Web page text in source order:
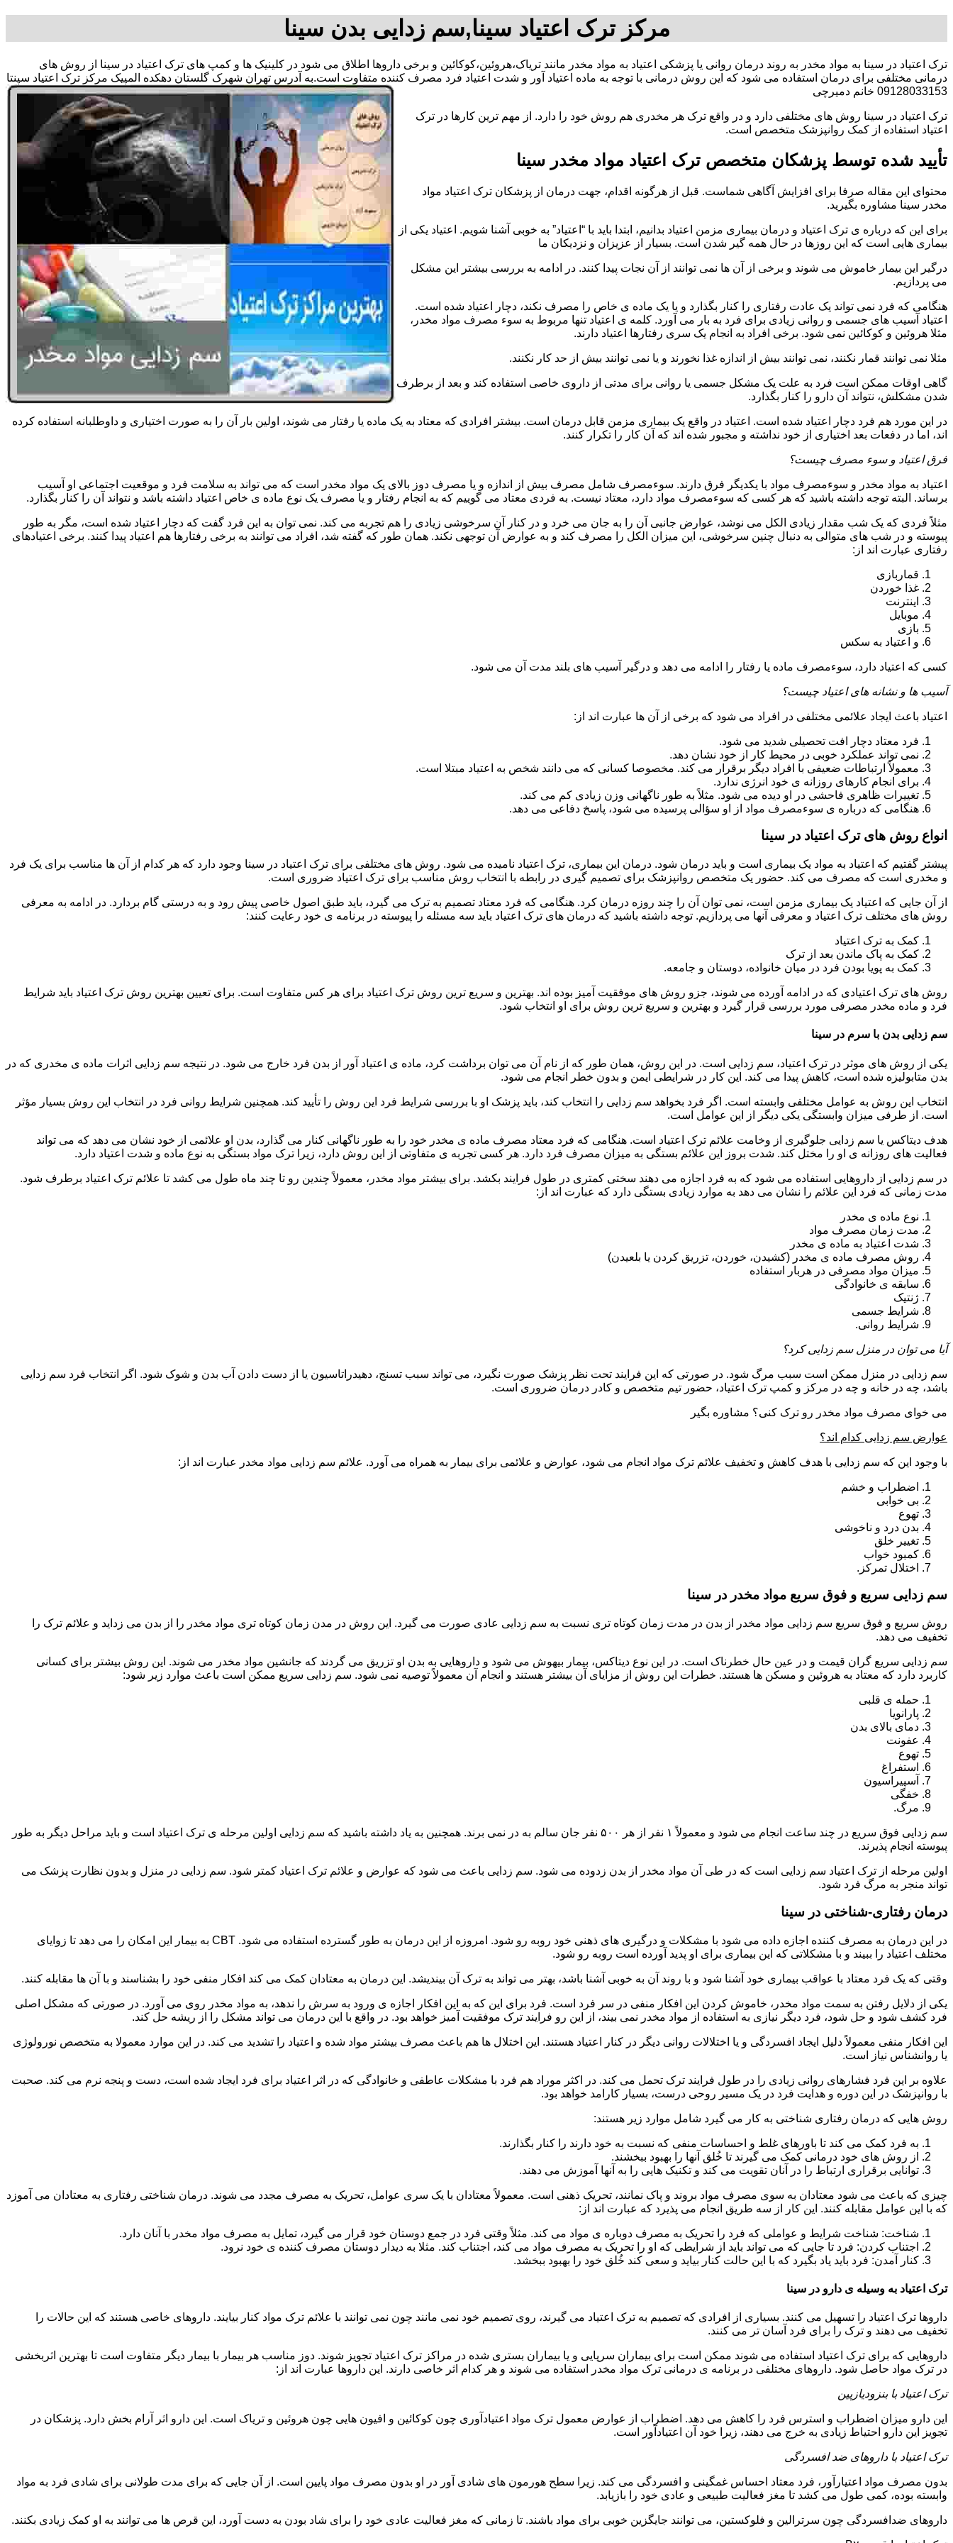
مرکز ترک اعتیاد سینا,سم زدایی بدن سینا
ترک اعتیاد در سینا به مواد مخدر به روند درمان روانی یا پزشکی اعتیاد به مواد مخدر مانند تریاک،هروئین،کوکائین و برخی داروها اطلاق می شود در کلینیک ها و کمپ های ترک اعتیاد در سینا از روش های
درمانی مختلفی برای درمان استفاده می شود که این روش درمانی با توجه به ماده اعتیاد آور و شدت اعتیاد فرد مصرف کننده متفاوت است.به آدرس تهران شهرک گلستان دهکده المپیک مرکز ترک اعتیاد سپنتا
09128033153 خانم دمیرچی
ترک اعتیاد در سینا روش های مختلفی دارد و در واقع ترک هر مخدری هم روش خود را دارد. از مهم ترین کارها در ترک
اعتیاد استفاده از کمک روانپزشک متخصص است.
تأیید شده توسط پزشکان متخصص ترک اعتیاد مواد مخدر سینا
محتوای این مقاله صرفا برای افزایش آگاهی شماست. قبل از هرگونه اقدام، جهت درمان از پزشکان ترک اعتیاد مواد
مخدر سینا مشاوره بگیرید.
برای این که درباره ی ترک اعتیاد و درمان بیماری مزمن اعتیاد بدانیم، ابتدا باید با “اعتیاد” به خوبی آشنا شویم. اعتیاد یکی از
بیماری هایی است که این روزها در حال همه گیر شدن است. بسیار از عزیزان و نزدیکان ما
درگیر این بیمار خاموش می شوند و برخی از آن ها نمی توانند از آن نجات پیدا کنند. در ادامه به بررسی بیشتر این مشکل
می پردازیم.
هنگامی که فرد نمی تواند یک عادت رفتاری را کنار بگذارد و یا یک ماده ی خاص را مصرف نکند، دچار اعتیاد شده است.
اعتیاد آسیب های جسمی و روانی زیادی برای فرد به بار می آورد. کلمه ی اعتیاد تنها مربوط به سوء مصرف مواد مخدر،
مثلا هروئین و کوکائین نمی شود. برخی افراد به انجام یک سری رفتارها اعتیاد دارند.
مثلا نمی توانند قمار نکنند، نمی توانند بیش از اندازه غذا نخورند و یا نمی توانند بیش از حد کار نکنند.
گاهی اوقات ممکن است فرد به علت یک مشکل جسمی یا روانی برای مدتی از داروی خاصی استفاده کند و بعد از برطرف
شدن مشکلش، نتواند آن دارو را کنار بگذارد.
در این مورد هم فرد دچار اعتیاد شده است. اعتیاد در واقع یک بیماری مزمن قابل درمان است. بیشتر افرادی که معتاد به یک ماده یا رفتار می شوند، اولین بار آن را به صورت اختیاری و داوطلبانه استفاده کرده
اند، اما در دفعات بعد اختیاری از خود نداشته و مجبور شده اند که آن کار را تکرار کنند.
فرق اعتیاد و سوء مصرف چیست؟
اعتیاد به مواد مخدر و سوءمصرف مواد با یکدیگر فرق دارند. سوءمصرف شامل مصرف بیش از اندازه و یا مصرف دوز بالای یک مواد مخدر است که می تواند به سلامت فرد و موقعیت اجتماعی او آسیب
برساند. البته توجه داشته باشید که هر کسی که سوءمصرف مواد دارد، معتاد نیست. به فردی معتاد می گوییم که به انجام رفتار و یا مصرف یک نوع ماده ی خاص اعتیاد داشته باشد و نتواند آن را کنار بگذارد.
مثلاً فردی که یک شب مقدار زیادی الکل می نوشد، عوارض جانبی آن را به جان می خرد و در کنار آن سرخوشی زیادی را هم تجربه می کند. نمی توان به این فرد گفت که دچار اعتیاد شده است، مگر به طور
پیوسته و در شب های متوالی به دنبال چنین سرخوشی، این میزان الکل را مصرف کند و به عوارض آن توجهی نکند. همان طور که گفته شد، افراد می توانند به برخی رفتارها هم اعتیاد پیدا کنند. برخی اعتیادهای
رفتاری عبارت اند از:
قماربازی
غذا خوردن
اینترنت
موبایل
بازی
و اعتیاد به سکس
کسی که اعتیاد دارد، سوءمصرف ماده یا رفتار را ادامه می دهد و درگیر آسیب های بلند مدت آن می شود.
آسیب ها و نشانه های اعتیاد چیست؟
اعتیاد باعث ایجاد علائمی مختلفی در افراد می شود که برخی از آن ها عبارت اند از:
فرد معتاد دچار افت تحصیلی شدید می شود.
نمی تواند عملکرد خوبی در محیط کار از خود نشان دهد.
معمولاً ارتباطات ضعیفی با افراد دیگر برقرار می کند. مخصوصا کسانی که می دانند شخص به اعتیاد مبتلا است.
برای انجام کارهای روزانه ی خود انرژی ندارد.
تغییرات ظاهری فاحشی در او دیده می شود. مثلاً به طور ناگهانی وزن زیادی کم می کند.
هنگامی که درباره ی سوءمصرف مواد از او سؤالی پرسیده می شود، پاسخ دفاعی می دهد.
انواع روش های ترک اعتیاد در سینا
پیشتر گفتیم که اعتیاد به مواد یک بیماری است و باید درمان شود. درمان این بیماری، ترک اعتیاد نامیده می شود. روش های مختلفی برای ترک اعتیاد در سینا وجود دارد که هر کدام از آن ها مناسب برای یک فرد
و مخدری است که مصرف می کند. حضور یک متخصص روانپزشک برای تصمیم گیری در رابطه با انتخاب روش مناسب برای ترک اعتیاد ضروری است.
از آن جایی که اعتیاد یک بیماری مزمن است، نمی توان آن را چند روزه درمان کرد. هنگامی که فرد معتاد تصمیم به ترک می گیرد، باید طبق اصول خاصی پیش رود و به درستی گام بردارد. در ادامه به معرفی
روش های مختلف ترک اعتیاد و معرفی آنها می پردازیم. توجه داشته باشید که درمان های ترک اعتیاد باید سه مسئله را پیوسته در برنامه ی خود رعایت کنند:
کمک به ترک اعتیاد
کمک به پاک ماندن بعد از ترک
کمک به پویا بودن فرد در میان خانواده، دوستان و جامعه.
روش های ترک اعتیادی که در ادامه آورده می شوند، جزو روش های موفقیت آمیز بوده اند. بهترین و سریع ترین روش ترک اعتیاد برای هر کس متفاوت است. برای تعیین بهترین روش ترک اعتیاد باید شرایط
فرد و ماده مخدر مصرفی مورد بررسی قرار گیرد و بهترین و سریع ترین روش برای او انتخاب شود.
سم زدایی بدن با سرم در سینا
یکی از روش های موثر در ترک اعتیاد، سم زدایی است. در این روش، همان طور که از نام آن می توان برداشت کرد، ماده ی اعتیاد آور از بدن فرد خارج می شود. در نتیجه سم زدایی اثرات ماده ی مخدری که در
بدن متابولیزه شده است، کاهش پیدا می کند. این کار در شرایطی ایمن و بدون خطر انجام می شود.
انتخاب این روش به عوامل مختلفی وابسته است. اگر فرد بخواهد سم زدایی را انتخاب کند، باید پزشک او با بررسی شرایط فرد این روش را تأیید کند. همچنین شرایط روانی فرد در انتخاب این روش بسیار مؤثر
است. از طرفی میزان وابستگی یکی دیگر از این عوامل است.
هدف دیتاکس یا سم زدایی جلوگیری از وخامت علائم ترک اعتیاد است. هنگامی که فرد معتاد مصرف ماده ی مخدر خود را به طور ناگهانی کنار می گذارد، بدن او علائمی از خود نشان می دهد که می تواند
فعالیت های روزانه ی او را مختل کند. شدت بروز این علائم بستگی به میزان مصرف فرد دارد. هر کسی تجربه ی متفاوتی از این روش دارد، زیرا ترک مواد بستگی به نوع ماده و شدت اعتیاد دارد.
در سم زدایی از داروهایی استفاده می شود که به فرد اجازه می دهند سختی کمتری در طول فرایند بکشد. برای بیشتر مواد مخدر، معمولاً چندین رو تا چند ماه طول می کشد تا علائم ترک اعتیاد برطرف شود.
مدت زمانی که فرد این علائم را نشان می دهد به موارد زیادی بستگی دارد که عبارت اند از:
نوع ماده ی مخدر
مدت زمان مصرف مواد
شدت اعتیاد به ماده ی مخدر
روش مصرف ماده ی مخدر (کشیدن، خوردن، تزریق کردن یا بلعیدن)
میزان مواد مصرفی در هربار استفاده
سابقه ی خانوادگی
ژنتیک
شرایط جسمی
شرایط روانی.
آیا می توان در منزل سم زدایی کرد؟
سم زدایی در منزل ممکن است سبب مرگ شود. در صورتی که این فرایند تحت نظر پزشک صورت نگیرد، می تواند سبب تسنج، دهیدراتاسیون یا از دست دادن آب بدن و شوک شود. اگر انتخاب فرد سم زدایی
باشد، چه در خانه و چه در مرکز و کمپ ترک اعتیاد، حضور تیم متخصص و کادر درمان ضروری است.
می خوای مصرف مواد مخدر رو ترک کنی؟ مشاوره بگیر
عوارض سم زدایی کدام اند؟
با وجود این که سم زدایی با هدف کاهش و تخفیف علائم ترک مواد انجام می شود، عوارض و علائمی برای بیمار به همراه می آورد. علائم سم زدایی مواد مخدر عبارت اند از:
اضطراب و خشم
بی خوابی
تهوع
بدن درد و ناخوشی
تغییر خلق
کمبود خواب
اختلال تمرکز.
سم زدایی سریع و فوق سریع مواد مخدر در سینا
روش سریع و فوق سریع سم زدایی مواد مخدر از بدن در مدت زمان کوتاه تری نسبت به سم زدایی عادی صورت می گیرد. این روش در مدن زمان کوتاه تری مواد مخدر را از بدن می زداید و علائم ترک را
تخفیف می دهد.
سم زدایی سریع گران قیمت و در عین حال خطرناک است. در این نوع دیتاکس، بیمار بیهوش می شود و داروهایی به بدن او تزریق می گردند که جانشین مواد مخدر می شوند. این روش بیشتر برای کسانی
کاربرد دارد که معتاد به هروئین و مسکن ها هستند. خطرات این روش از مزایای آن بیشتر هستند و انجام آن معمولاً توصیه نمی شود. سم زدایی سریع ممکن است باعث موارد زیر شود:
حمله ی قلبی
پارانویا
دمای بالای بدن
عفونت
تهوع
استفراغ
آسپیراسیون
خفگی
مرگ.
سم زدایی فوق سریع در چند ساعت انجام می شود و معمولاً ۱ نفر از هر ۵۰۰ نفر جان سالم به در نمی برند. همچنین به یاد داشته باشید که سم زدایی اولین مرحله ی ترک اعتیاد است و باید مراحل دیگر به طور
پیوسته انجام پذیرند.
اولین مرحله از ترک اعتیاد سم زدایی است که در طی آن مواد مخدر از بدن زدوده می شود. سم زدایی باعث می شود که عوارض و علائم ترک اعتیاد کمتر شود. سم زدایی در منزل و بدون نظارت پزشک می
تواند منجر به مرگ فرد شود.
درمان رفتاری-شناختی در سینا
در این درمان به مصرف کننده اجازه داده می شود با مشکلات و درگیری های ذهنی خود روبه رو شود. امروزه از این درمان به طور گسترده استفاده می شود. CBT به بیمار این امکان را می دهد تا زوایای
مختلف اعتیاد را ببیند و با مشکلاتی که این بیماری برای او پدید آورده است روبه رو شود.
وقتی که یک فرد معتاد با عواقب بیماری خود آشنا شود و با روند آن به خوبی آشنا باشد، بهتر می تواند به ترک آن بیندیشد. این درمان به معتادان کمک می کند افکار منفی خود را بشناسند و با آن ها مقابله کنند.
یکی از دلایل رفتن به سمت مواد مخدر، خاموش کردن این افکار منفی در سر فرد است. فرد برای این که به این افکار اجازه ی ورود به سرش را ندهد، به مواد مخدر روی می آورد. در صورتی که مشکل اصلی
فرد کشف شود و حل شود، فرد دیگر نیازی به استفاده از مواد مخدر نمی بیند، از این رو فرایند ترک موفقیت آمیز خواهد بود. در واقع با این درمان می تواند مشکل را از ریشه حل کند.
این افکار منفی معمولاً دلیل ایجاد افسردگی و یا اختلالات روانی دیگر در کنار اعتیاد هستند. این اختلال ها هم باعث مصرف بیشتر مواد شده و اعتیاد را تشدید می کند. در این موارد معمولا به متخصص نورولوژی
یا روانشناس نیاز است.
علاوه بر این فرد فشارهای روانی زیادی را در طول فرایند ترک تحمل می کند. در اکثر موراد هم فرد با مشکلات عاطفی و خانوادگی که در اثر اعتیاد برای فرد ایجاد شده است، دست و پنجه نرم می کند. صحبت
با روانپزشک در این دوره و هدایت فرد در یک مسیر روحی درست، بسیار کارامد خواهد بود.
روش هایی که درمان رفتاری شناختی به کار می گیرد شامل موارد زیر هستند:
به فرد کمک می کند تا باورهای غلط و احساسات منفی که نسبت به خود دارند را کنار بگذارند.
از روش های خود درمانی کمک می گیرند تا خُلق آنها را بهبود ببخشند.
توانایی برقراری ارتباط را در آنان تقویت می کند و تکنیک هایی را به آنها آموزش می دهند.
چیزی که باعث می شود معتادان به سوی مصرف مواد بروند و پاک نمانند، تحریک ذهنی است. معمولاً معتادان با یک سری عوامل، تحریک به مصرف مجدد می شوند. درمان شناختی رفتاری به معتادان می آموزد
که با این عوامل مقابله کنند. این کار از سه طریق انجام می پذیرد که عبارت اند از:
شناخت: شناخت شرایط و عواملی که فرد را تحریک به مصرف دوباره ی مواد می کند. مثلاً وقتی فرد در جمع دوستان خود قرار می گیرد، تمایل به مصرف مواد مخدر با آنان دارد.
اجتناب کردن: فرد تا جایی که می تواند باید از شرایطی که او را تحریک به مصرف مواد می کند، اجتناب کند. مثلا به دیدار دوستان مصرف کننده ی خود نرود.
کنار آمدن: فرد باید یاد بگیرد که با این حالت کنار بیاید و سعی کند خُلق خود را بهبود ببخشد.
ترک اعتیاد به وسیله ی دارو در سینا
داروها ترک اعتیاد را تسهیل می کنند. بسیاری از افرادی که تصمیم به ترک اعتیاد می گیرند، روی تصمیم خود نمی مانند چون نمی توانند با علائم ترک مواد کنار بیایند. داروهای خاصی هستند که این حالات را
تخفیف می دهند و ترک را برای فرد آسان تر می کنند.
داروهایی که برای ترک اعتیاد استفاده می شوند ممکن است برای بیماران سرپایی و یا بیماران بستری شده در مراکز ترک اعتیاد تجویز شوند. دوز مناسب هر بیمار با بیمار دیگر متفاوت است تا بهترین اثربخشی
در ترک مواد حاصل شود. داروهای مختلفی در برنامه ی درمانی ترک مواد مخدر استفاده می شوند و هر کدام اثر خاصی دارند. این داروها عبارت اند از:
ترک اعتیاد با بنزودیازپین
این دارو میزان اضطراب و استرس فرد را کاهش می دهد. اضطراب از عوارض معمول ترک مواد اعتیادآوری چون کوکائین و افیون هایی چون هروئین و تریاک است. این دارو اثر آرام بخش دارد. پزشکان در
تجویز این دارو احتیاط زیادی به خرج می دهند، زیرا خود آن اعتیادآور است.
ترک اعتیاد با داروهای ضد افسردگی
بدون مصرف مواد اعتیارآور، فرد معتاد احساس غمگینی و افسردگی می کند. زیرا سطح هورمون های شادی آور در او بدون مصرف مواد پایین است. از آن جایی که برای مدت طولانی برای شادی فرد به مواد
وابسته بوده، کمی طول می کشد تا مغز فعالیت طبیعی و عادی خود را بازیابد.
داروهای ضدافسردگی چون سرترالین و فلوکستین، می توانند جایگزین خوبی برای مواد باشند. تا زمانی که مغز فعالیت عادی خود را برای شاد بودن به دست آورد، این قرص ها می توانند به او کمک زیادی بکنند.